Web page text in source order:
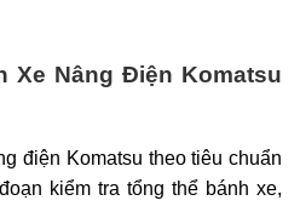
Xe Nâng Điện Komatsu
điện Komatsu theo tiêu chuẩn
kiểm tra tổng thể bánh xe,